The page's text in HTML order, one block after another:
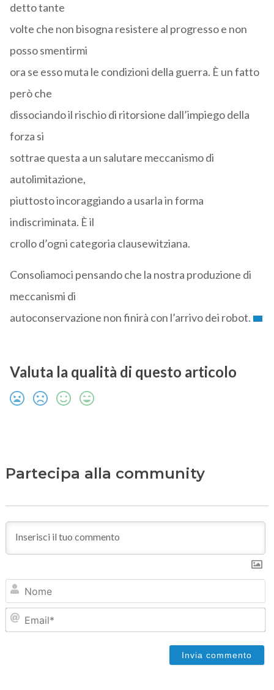
detto tante
volte che non bisogna resistere al progresso e non
posso smentirmi
ora se esso muta le condizioni della guerra. È un fatto
però che
dissociando il rischio di ritorsione dall’impiego della
forza si
sottrae questa a un salutare meccanismo di
autolimitazione,
piuttosto incoraggiando a usarla in forma
indiscriminata. È il
crollo d’ogni categoria clausewitziana.
Consoliamoci pensando che la nostra produzione di
meccanismi di
autoconservazione non finirà con l’arrivo dei robot.
Valuta la qualità di questo articolo
Partecipa alla community